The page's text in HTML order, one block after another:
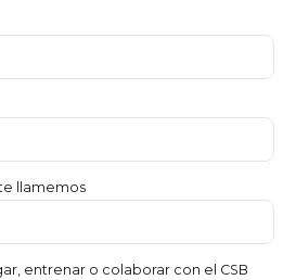
llamemos
entrenar o colaborar con el CSB